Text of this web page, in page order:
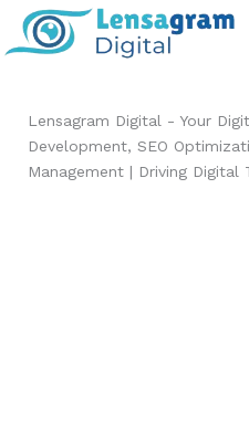
Lensagram Digital - Your
Development, SEO
Management | Driving